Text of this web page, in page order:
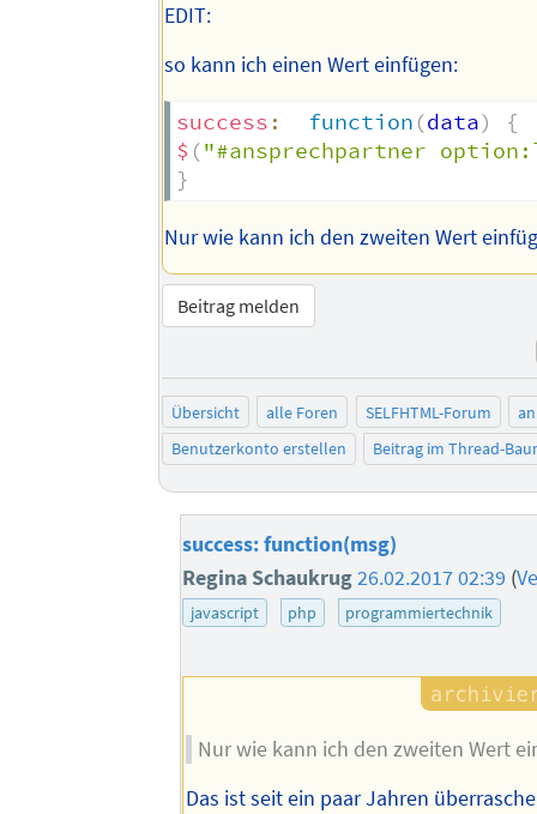
EDIT:
so kann ich einen Wert einfügen:
success : function (data)
{
$ ("#ansprechpartner
}
Nur wie kann ich den zweiten Wert
Beitrag melden
Übersicht alle Foren SELFHTML-Forum
Benutzerkonto erstellen
Beitrag im Thread-
success: function(msg)
Regina Schaukrug26.02.2017 02:39 (
javascript php programmiertechnik
Nur wie kann ich den zweiten Wert
Das ist seit ein paar Jahren